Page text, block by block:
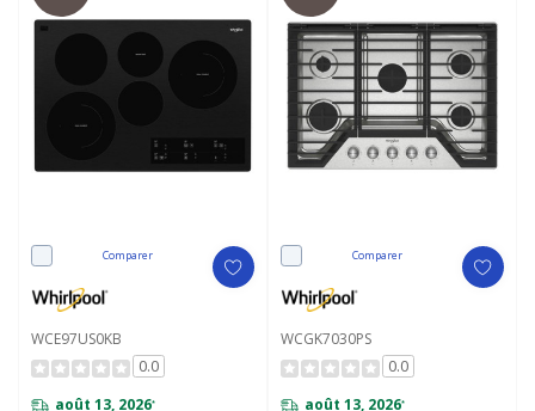
Comparer
WCE97US0KB
0.0
août 13, 2026*
Comparer
WCGK7030PS
0.0
août 13, 2026*